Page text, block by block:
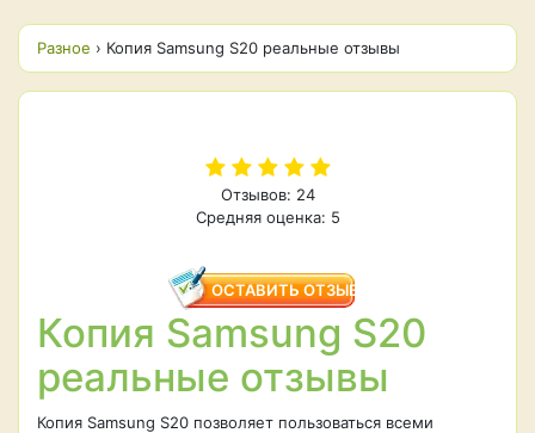
Разное › Копия Samsung S20 реальные отзывы
Отзывов: 24
Средняя оценка: 5
ОСТАВИТЬ ОТЗЫВ
Копия Samsung S20
реальные отзывы
Копия Samsung S20 позволяет пользоваться всеми